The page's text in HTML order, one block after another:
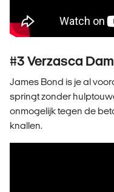
#3 Verzasca
James Bond is je al
springt zonder
onmogelijk tegen de
knallen.